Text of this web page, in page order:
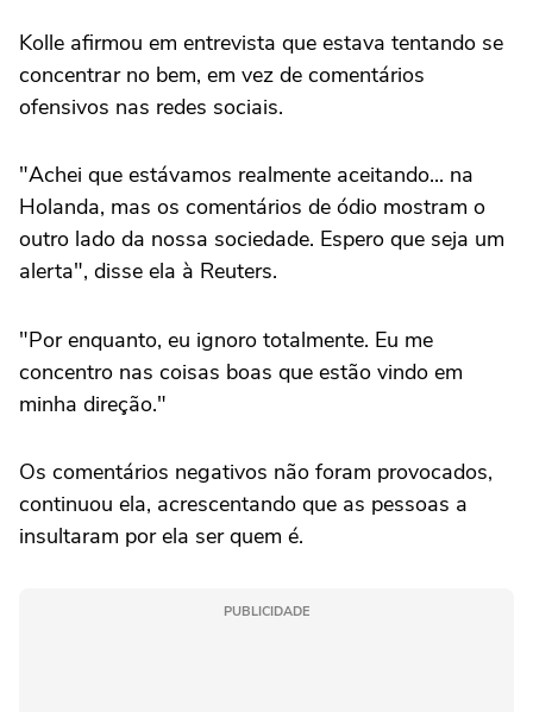
Kolle afirmou em entrevista que estava tentando se
concentrar no bem, em vez de comentários
ofensivos nas redes sociais.
"Achei que estávamos realmente aceitando... na
Holanda, mas os comentários de ódio mostram o
outro lado da nossa sociedade. Espero que seja um
alerta", disse ela à Reuters.
"Por enquanto, eu ignoro totalmente. Eu me
concentro nas coisas boas que estão vindo em
minha direção."
Os comentários negativos não foram provocados,
continuou ela, acrescentando que as pessoas a
insultaram por ela ser quem é.
PUBLICIDADE